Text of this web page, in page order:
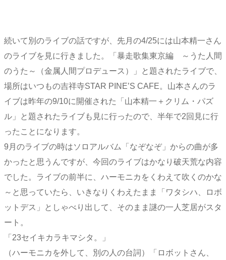
続いて別のライブの話ですが、先月の4/25には山本精一さん
のライブを見に行きました。「暴走歌集東京編 ～うた人間
のうた～（金属人間プロデュース）」と題されたライブで、
場所はいつもの吉祥寺STAR PINE’S CAFE。山本さんのラ
イブは昨年の9/10に開催された「山本精一＋クリム・パズ
ル」と題されたライブも見に行ったので、半年で2回見に行
ったことになります。
9月のライブの時はソロアルバム「なぞなぞ」からの曲が多
かったと思うんですが、今回のライブはかなり破天荒な内容
でした。ライブの前半に、ハーモニカをくわえて吹くのかな
～と思っていたら、いきなりくわえたまま「ワタシハ、ロボ
ットデス」としゃべり出して、そのまま謎の一人芝居がスタ
ート。
「23セイキカラキマシタ。」
（ハーモニカを外して、別の人の台詞）「ロボットさん、